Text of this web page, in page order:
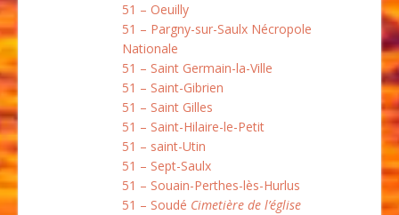
51 – Oeuilly
51 – Pargny-sur-Saulx Nécropole
Nationale
51 – Saint Germain-la-Ville
51 – Saint-Gibrien
51 – Saint Gilles
51 – Saint-Hilaire-le-Petit
51 – saint-Utin
51 – Sept-Saulx
51 – Souain-Perthes-lès-Hurlus
51 – Soudé Cimetière de l’église